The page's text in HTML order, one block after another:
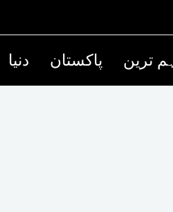
دنیا پاکستان اہم ترین